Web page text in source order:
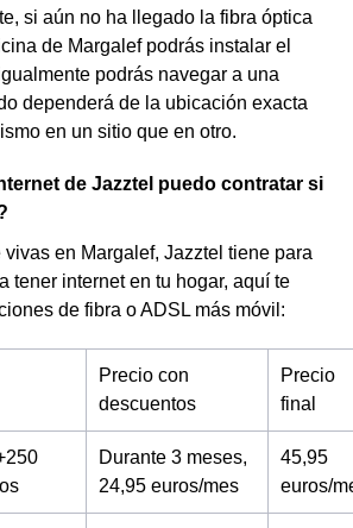
si aún no ha llegado la fibra óptica
de Margalef podrás instalar el
podrás navegar a una
dependerá de la ubicación exacta
en un sitio que en otro.
de Jazztel puedo contratar si
vivas en Margalef, Jazztel tiene para
tener internet en tu hogar, aquí te
de fibra o ADSL más móvil:
Precio con
descuentos
Precio
final
Durante 3 meses,
24,95 euros/mes
45,95
euros/